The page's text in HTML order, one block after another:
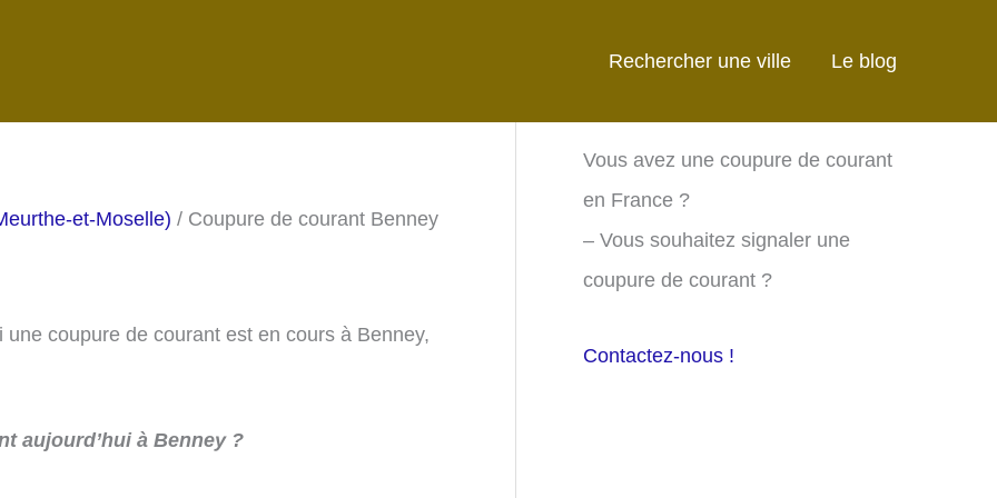
Rechercher une ville Le blog
et-Moselle) / Coupure de courant Benney
coupure de courant est en cours à Benney,
aujourd’hui à Benney ?
Vous avez une coupure de courant
en France ?
– Vous souhaitez signaler une
coupure de courant ?
Contactez-nous !